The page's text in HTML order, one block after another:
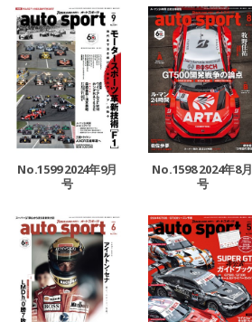
No.1599 2024年9月
号
No.1598 2024年8月
号